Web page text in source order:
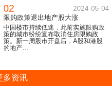
02
2024-05-04
限购政策退出地产股大涨
中国楼市持续低迷，此前实施限购政
策的城市纷纷宣布取消住房限购政
策。新一周股市开盘后，A股和港股
的地产...
多资讯